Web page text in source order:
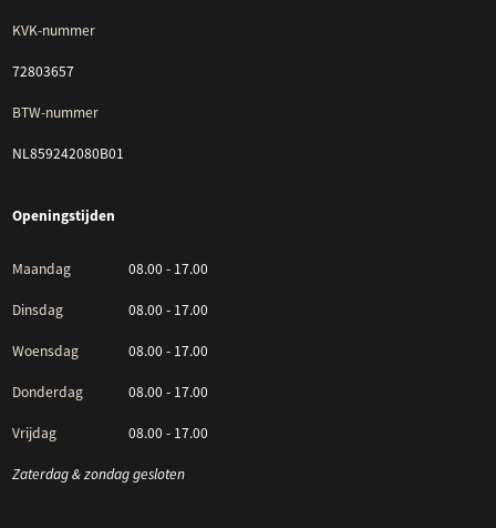
KVK-nummer
72803657
BTW-nummer
NL859242080B01
Openingstijden
Maandag 08.00 - 17.00
Dinsdag 08.00 - 17.00
Woensdag 08.00 - 17.00
Donderdag 08.00 - 17.00
Vrijdag 08.00 - 17.00
Zaterdag & zondag gesloten